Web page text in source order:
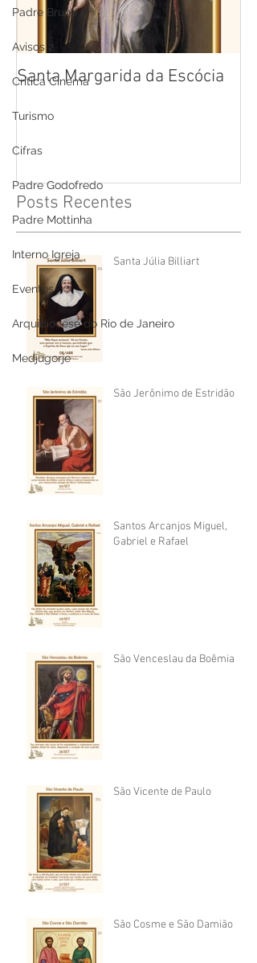
Padre Bruno
Avisos 2
Crítica Cinema
Turismo
Cifras
Padre Godofredo
Padre Mottinha
Interno Igreja
Eventos
Arquidiocese do Rio de Janeiro
Medjugorje
Santa Margarida da Escócia
Posts Recentes
Santa Júlia Billiart
São Jerônimo de Estridão
Santos Arcanjos Miguel,
Gabriel e Rafael
São Venceslau da Boêmia
São Vicente de Paulo
São Cosme e São Damião